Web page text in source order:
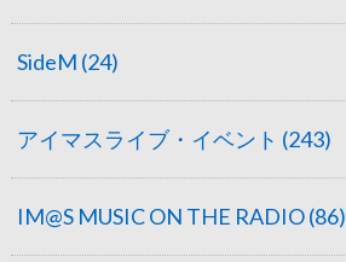
SideM (24)
アイマスライブ・イベント (243)
IM@S MUSIC ON THE RADIO(86)